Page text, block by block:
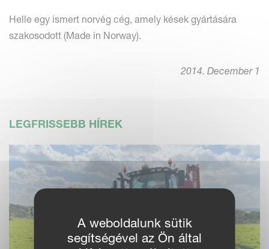
Helle egy ismert norvég cég, amely kések gyártására
szakosodott (Made in Norway).
2014. December 1
LEGFRISSEBB HÍREK
A weboldalunk sütik
segítségével az Ön által